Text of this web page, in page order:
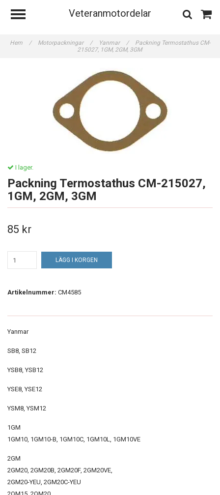
Veteranmotordelar
Hem / Motorpackningar / Yanmar /
Packning Termostathus CM-
215027, 1GM, 2GM, 3GM
I lager.
Packning Termostathus CM-215027,
1GM, 2GM, 3GM
85 kr
LÄGG I KORGEN
Artikelnummer: CM4585
Yanmar
SB8, SB12
YSB8, YSB12
YSE8, YSE12
YSM8, YSM12
1GM
1GM10, 1GM10-B, 1GM10C, 1GM10L, 1GM10VE
2GM
2GM20, 2GM20B, 2GM20F, 2GM20VE,
2GM20-YEU, 2GM20C-YEU